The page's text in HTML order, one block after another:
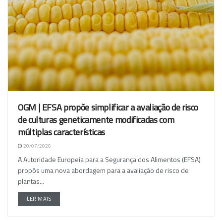
OGM | EFSA propõe simplificar a avaliação de risco
de culturas geneticamente modificadas com
múltiplas características
20/07/2026
A Autoridade Europeia para a Segurança dos Alimentos (EFSA)
propôs uma nova abordagem para a avaliação de risco de
plantas...
LER MAIS